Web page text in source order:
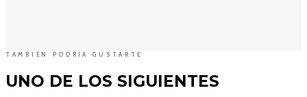
TAMBIÉN PODRÍA GUSTARTE
UNO DE LOS SIGUIENTES